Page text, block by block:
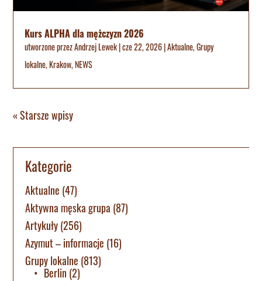
Kurs ALPHA dla mężczyzn 2026
utworzone przezAndrzej Lewek|cze 22, 2026|Aktualne,Grupy
lokalne,Krakow,NEWS
« Starsze wpisy
Kategorie
Aktualne (47)
Aktywna męska grupa (87)
Artykuły(256)
Azymut – informacje (16)
Grupy lokalne (813)
Berlin (2)